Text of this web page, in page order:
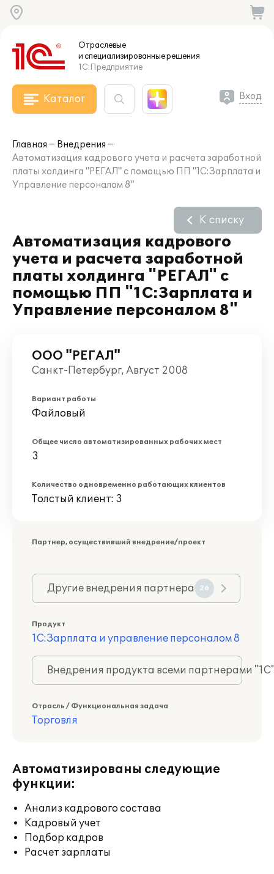
Отраслевые
и специализированныерешения
1С:Предприятие
Каталог Вход
Главная
Внедрения
Автоматизация кадрового учета и расчета заработной
платы холдинга "РЕГАЛ" с помощью ПП "1С:Зарплата и
Управление персоналом 8"
Автоматизация кадрового
учета и расчета заработной
платы холдинга "РЕГАЛ" с
помощью ПП "1С:Зарплата и
Управление персоналом 8"
К списку
ООО "РЕГАЛ"
Санкт-Петербург, Август 2008
Вариант работы
Файловый
Общее число автоматизированных рабочих мест
3
Количество одновременно работающих клиентов
Толстый клиент: 3
Партнер, осуществивший внедрение/проект
Другие внедрения партнера 26
Продукт
1С:Зарплата и управление персоналом 8
Внедрения продукта всеми партнерами
Отрасль / Функциональная задача
Торговля
Автоматизированы следующие
функции:
Анализ кадрового состава
Кадровый учет
Подбор кадров
Расчет зарплаты